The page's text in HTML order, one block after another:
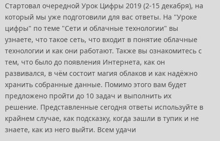
Стартовал очередной Урок Цифры 2019 (2-15 декабря), на
который мы уже подготовили для вас ответы. На "Уроке
цифры" по теме "Сети и облачные технологии" вы
узнаете, что такое сеть, что входит в понятие облачные
технологии и как они работают. Также вы ознакомитесь с
тем, что было до появления Интернета, как он
развивался, в чём состоит магия облаков и как надёжно
хранить собранные данные. Помимо этого вам будет
предложено пройти до 10 задач и выполнить их
решение. Представленные сегодня ответы используйте в
крайнем случае, как подсказку, когда зашли в тупик и не
знаете, как из него выйти. Всем удачи